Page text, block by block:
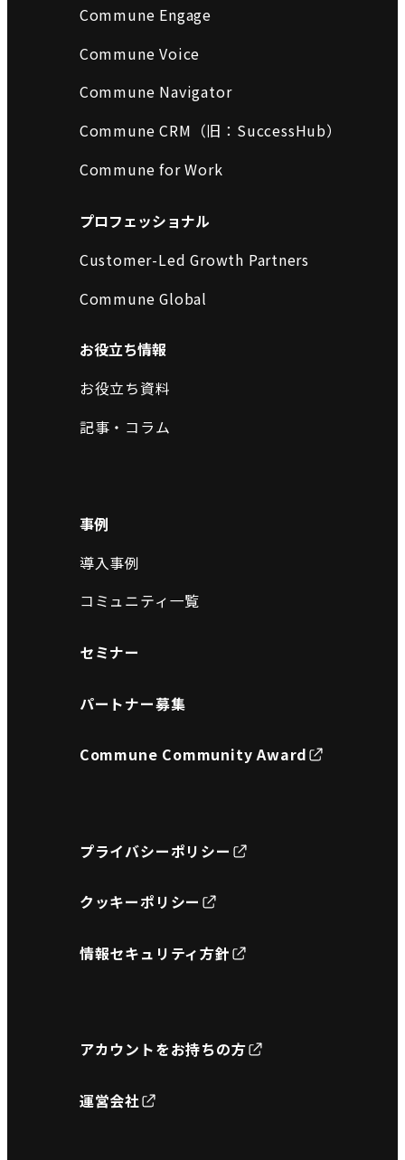
Commune Engage
Commune Voice
Commune Navigator
Commune CRM（旧：SuccessHub）
Commune for Work
プロフェッショナル
Customer-Led Growth Partners
Commune Global
お役立ち情報
お役立ち資料
記事・コラム
事例
導入事例
コミュニティ一覧
セミナー
パートナー募集
Commune Community Award
プライバシーポリシー
クッキーポリシー
情報セキュリティ方針
アカウントをお持ちの方
運営会社